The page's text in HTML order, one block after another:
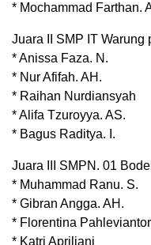
* Mochammad Farthan.
Juara II SMP IT Warung
* Anissa Faza. N.
* Nur Afifah. AH.
* Raihan Nurdiansyah
* Alifa Tzuroyya. AS.
* Bagus Raditya. I.
Juara III SMPN. 01
* Muhammad Ranu. S.
* Gibran Angga. AH.
* Florentina
* Katri Apriliani